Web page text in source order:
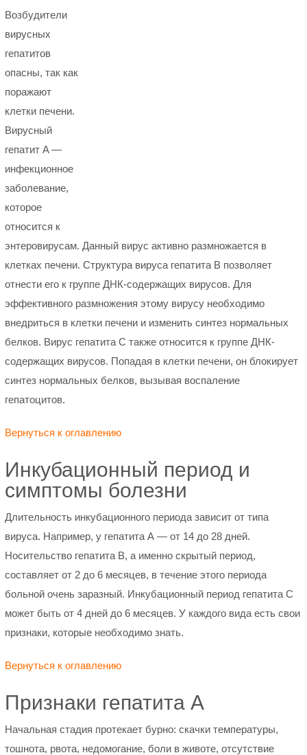
Возбудители
вирусных
гепатитов
опасны, так как
поражают
клетки печени.
Вирусный
гепатит A —
инфекционное
заболевание,
которое
относится к
энтеровирусам. Данный вирус активно размножается в
клетках печени. Структура вируса гепатита В позволяет
отнести его к группе ДНК-содержащих вирусов. Для
эффективного размножения этому вирусу необходимо
внедриться в клетки печени и изменить синтез нормальных
белков. Вирус гепатита С также относится к группе ДНК-
содержащих вирусов. Попадая в клетки печени, он блокирует
синтез нормальных белков, вызывая воспаление
гепатоцитов.
Вернуться к оглавлению
Инкубационный период и
симптомы болезни
Длительность инкубационного периода зависит от типа
вируса. Например, у гепатита А — от 14 до 28 дней.
Носительство гепатита В, а именно скрытый период,
составляет от 2 до 6 месяцев, в течение этого периода
больной очень заразный. Инкубационный период гепатита С
может быть от 4 дней до 6 месяцев. У каждого вида есть свои
признаки, которые необходимо знать.
Вернуться к оглавлению
Признаки гепатита A
Начальная стадия протекает бурно: скачки температуры,
тошнота, рвота, недомогание, боли в животе, отсутствие